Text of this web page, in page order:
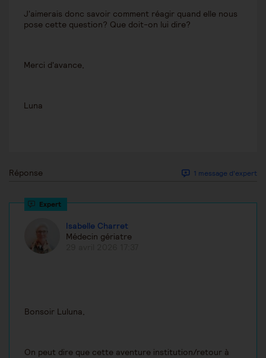
J'aimerais donc savoir comment réagir quand elle nous
pose cette question? Que doit-on lui dire?
Merci d'avance,
Luna
Réponse 1 message d'expert
Isabelle Charret
Médecin gériatre
Bonsoir Luluna,
On peut dire que cette aventure institution/retour à